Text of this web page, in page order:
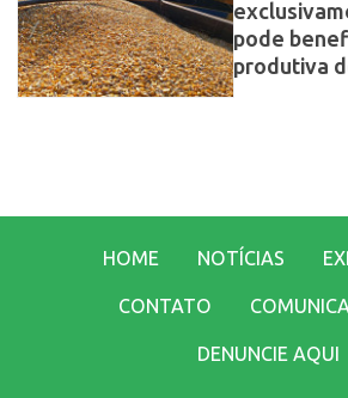
pode
produtiva
HOME NOTÍCIAS
CONTATO
DENUNCIE AQUI